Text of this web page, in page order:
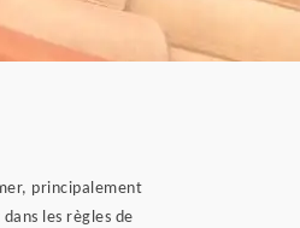
principalement
les règles de